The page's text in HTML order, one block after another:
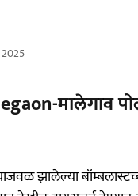
2025
मालेगाव
झालेल्या